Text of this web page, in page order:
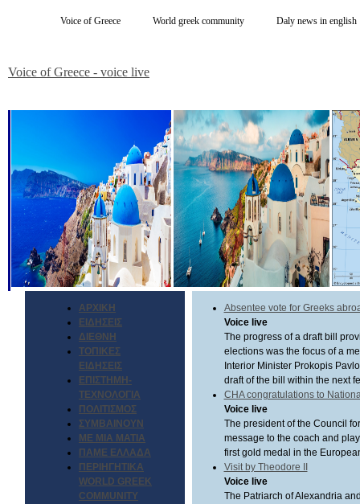
Voice of Greece World greek community Daly news in english
Voice of Greece - voice live
ΑΡΧΙΚΗ
ΕΙΔΗΣΕΙΣ
ΔΙΕΘΝΗ
ΤΟΠΙΚΕΣ
ΕΙΔΗΣΕΙΣ
ΕΠΙΣΤΗΜΗ-
ΤΕΧΝΟΛΟΓΙΑ
ΠΟΛΙΤΙΣΜΟΣ
ΣΥΜΒΑΙΝΟΥΝ
ΜΕ ΜΙΑ ΜΑΤΙΑ
ΠΑΜΕ ΕΛΛΑΔΑ
ΠΕΡΙΗΓΗΤΙΚΑ
WORLD GREEK
COMMUNITY
Absentee vote for Greeks
Voice live
The progress of a draft bill
elections was the focus of a
Interior Minister Prokopis
draft of the bill within the next
CHA congratulations to
Voice live
The president of the Council
message to the coach and
first gold medal in the
Visit by Theodore II
Voice live
The Patriarch of Alexandria